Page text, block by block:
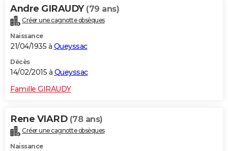
Andre GIRAUDY (79 ans)
Créer une cagnotte obsèques
Naissance
21/04/1935 à Queyssac
Décès
14/02/2015 à Queyssac
Famille GIRAUDY
Rene VIARD (78 ans)
Créer une cagnotte obsèques
Naissance